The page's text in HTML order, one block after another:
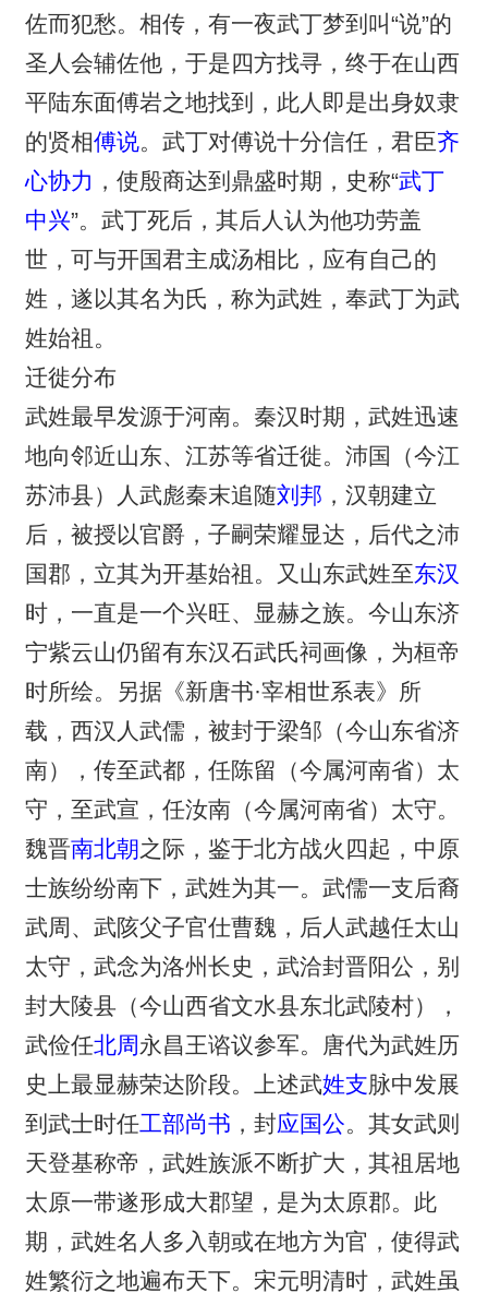
佐而犯愁。相传，有一夜武丁梦到叫“说”的
圣人会辅佐他，于是四方找寻，终于在山西
平陆东面傅岩之地找到，此人即是出身奴隶
的贤相傅说。武丁对傅说十分信任，君臣齐
心协力 ，使殷商达到鼎盛时期，史称“武丁
中兴”。武丁死后，其后人认为他功劳盖
世，可与开国君主成汤相比，应有自己的
姓，遂以其名为氏，称为武姓，奉武丁为武
姓始祖。
迁徙分布
武姓最早发源于河南。秦汉时期，武姓迅速
地向邻近山东、江苏等省迁徙。沛国（今江
苏沛县）人武彪秦末追随刘邦 ，汉朝建立
后，被授以官爵，子嗣荣耀显达，后代之沛
国郡，立其为开基始祖。又山东武姓至东汉
时，一直是一个兴旺、显赫之族。今山东济
宁紫云山仍留有东汉石武氏祠画像，为桓帝
时所绘。另据《新唐书·宰相世系表》所
载，西汉人武儒，被封于梁邹（今山东省济
南），传至武都，任陈留（今属河南省）太
守，至武宣，任汝南（今属河南省）太守。
魏晋南北朝之际，鉴于北方战火四起，中原
士族纷纷南下，武姓为其一。武儒一支后裔
武周、武陔父子官仕曹魏，后人武越任太山
太守，武念为洛州长史，武洽封晋阳公，别
封大陵县（今山西省文水县东北武陵村），
武俭任北周永昌王谘议参军。唐代为武姓历
史上最显赫荣达阶段。上述武姓支脉中发展
到武士时任工部尚书 ，封应国公。其女武则
天登基称帝，武姓族派不断扩大，其祖居地
太原一带遂形成大郡望，是为太原郡。此
期，武姓名人多入朝或在地方为官，使得武
姓繁衍之地遍布天下。宋元明清时，武姓虽